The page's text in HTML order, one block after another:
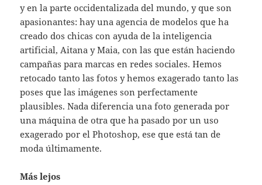
y en la parte occidentalizada del mundo, y que son
apasionantes: hay una agencia de modelos que ha
creado dos chicas con ayuda de la inteligencia
artificial, Aitana y Maia, con las que están haciendo
campañas para marcas en redes sociales. Hemos
retocado tanto las fotos y hemos exagerado tanto las
poses que las imágenes son perfectamente
plausibles. Nada diferencia una foto generada por
una máquina de otra que ha pasado por un uso
exagerado por el Photoshop, ese que está tan de
moda últimamente.
Más lejos